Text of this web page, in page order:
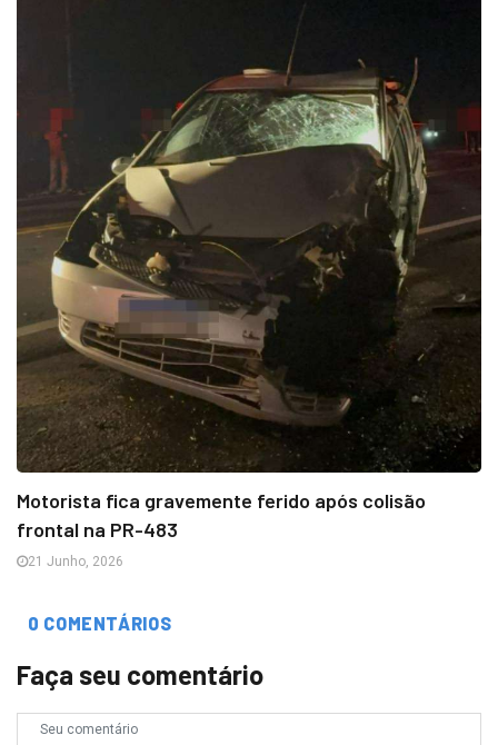
Motorista fica gravemente ferido após colisão
frontal na PR-483
21 Junho, 2026
0 COMENTÁRIOS
Faça seu comentário